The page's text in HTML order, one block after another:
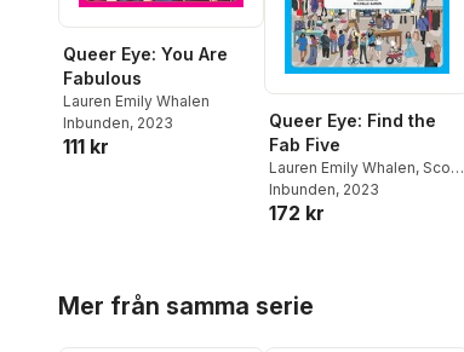
Queer Eye: You Are
Fabulous
Lauren Emily Whalen
Inbunden, 2023
111 kr
Queer Eye: Find the
Fab Five
Lauren Emily Whalen, Scout
Productions
Inbunden, 2023
172 kr
Mer från samma serie